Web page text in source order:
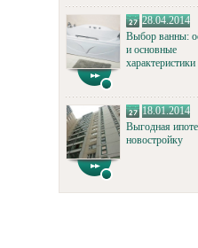
28.04.2014
Выбор ванны:
и основные
характеристики
18.01.2014
Выгодная
новостройку